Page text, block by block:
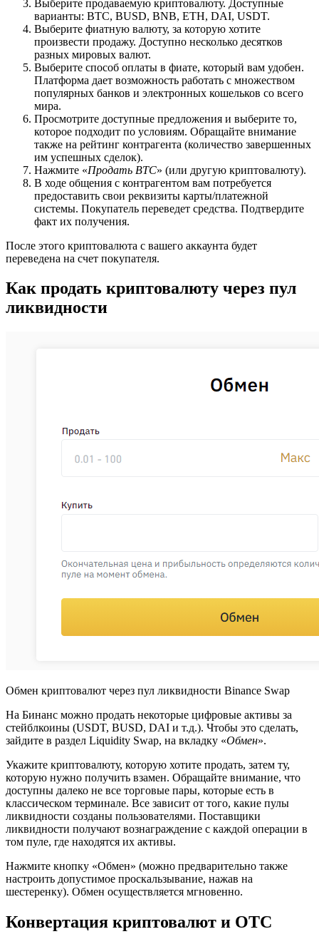
Выберите продаваемую криптовалюту. Доступные
варианты: BTC, BUSD, BNB, ETH, DAI, USDT.
Выберите фиатную валюту, за которую хотите
произвести продажу. Доступно несколько десятков
разных мировых валют.
Выберите способ оплаты в фиате, который вам удобен.
Платформа дает возможность работать с множеством
популярных банков и электронных кошельков со всего
мира.
Просмотрите доступные предложения и выберите то,
которое подходит по условиям. Обращайте внимание
также на рейтинг контрагента (количество завершенных
им успешных сделок).
Нажмите «Продать BTC» (или другую криптовалюту).
В ходе общения с контрагентом вам потребуется
предоставить свои реквизиты карты/платежной
системы. Покупатель переведет средства. Подтвердите
факт их получения.
После этого криптовалюта с вашего аккаунта будет
переведена на счет покупателя.
Как продать криптовалюту через пул
ликвидности
Обмен криптовалют через пул ликвидности Binance Swap
На Бинанс можно продать некоторые цифровые активы за
стейблкоины (USDT, BUSD, DAI и т.д.). Чтобы это сделать,
зайдите в раздел Liquidity Swap, на вкладку «Обмен».
Укажите криптовалюту, которую хотите продать, затем ту,
которую нужно получить взамен. Обращайте внимание, что
доступны далеко не все торговые пары, которые есть в
классическом терминале. Все зависит от того, какие пулы
ликвидности созданы пользователями. Поставщики
ликвидности получают вознаграждение с каждой операции в
том пуле, где находятся их активы.
Нажмите кнопку «Обмен» (можно предварительно также
настроить допустимое проскальзывание, нажав на
шестеренку). Обмен осуществляется мгновенно.
Конвертация криптовалют и OTC